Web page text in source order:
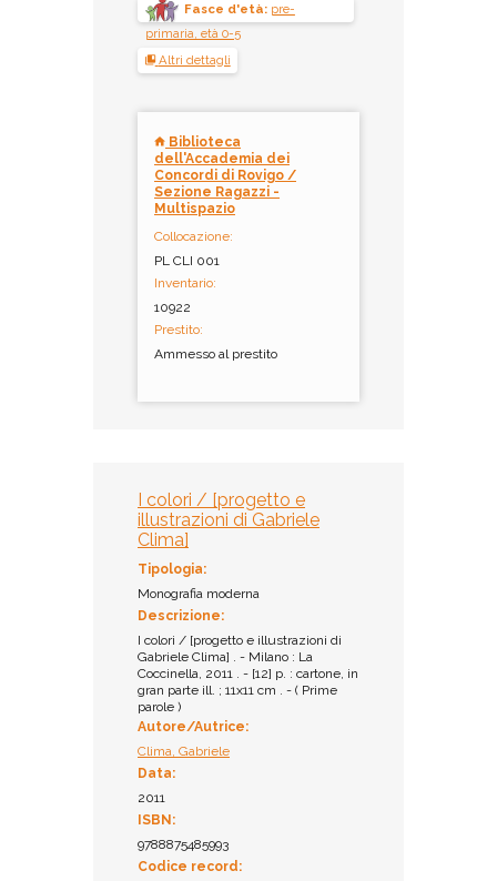
Fasce d'età: pre-
primaria, età 0-5
Altri dettagli
Biblioteca
dell'Accademia dei
Concordi di Rovigo /
Sezione Ragazzi -
Multispazio
Collocazione:
PL CLI 001
Inventario:
10922
Prestito:
Ammesso al prestito
I colori / [progetto e
illustrazioni di Gabriele
Clima]
Tipologia:
Monografia moderna
Descrizione:
I colori / [progetto e illustrazioni di
Gabriele Clima] . - Milano : La
Coccinella, 2011 . - [12] p. : cartone, in
gran parte ill. ; 11x11 cm . - ( Prime
parole )
Autore/Autrice:
Clima, Gabriele
Data:
2011
ISBN:
9788875485993
Codice record: